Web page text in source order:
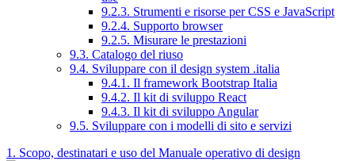
9.2.3. Strumenti e risorse per CSS e JavaScript
9.2.4. Supporto browser
9.2.5. Misurare le prestazioni
9.3. Catalogo del riuso
9.4. Sviluppare con il design system .italia
9.4.1. Il framework Bootstrap Italia
9.4.2. Il kit di sviluppo React
9.4.3. Il kit di sviluppo Angular
9.5. Sviluppare con i modelli di sito e servizi
1. Scopo, destinatari e uso del Manuale operativo di design